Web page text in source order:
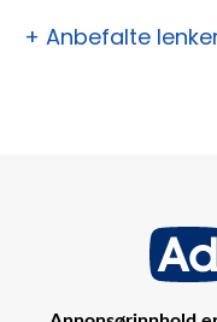
+ Anbefalte